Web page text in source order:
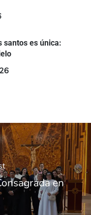
santos es única:
en